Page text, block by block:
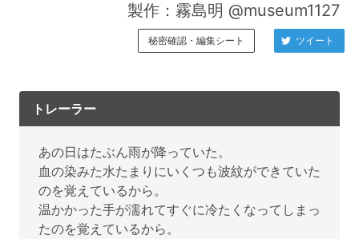
製作：霧島明 @museum1127
秘密確認・編集シート ツイート
トレーラー
あの日はたぶん雨が降っていた。
血の染みた水たまりにいくつも波紋ができていた
のを覚えているから。
温かかった手が濡れてすぐに冷たくなってしまっ
たのを覚えているから。